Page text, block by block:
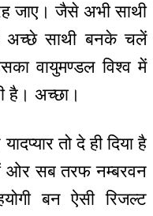
जाए। जैसे अभी साथी
अच्छे साथी बनके चलें
वायुमण्डल विश्व में
है। अच्छा।
तो दे ही दिया है
ओर सब तरफ नम्बरवन
बन ऐसी रिजल्ट